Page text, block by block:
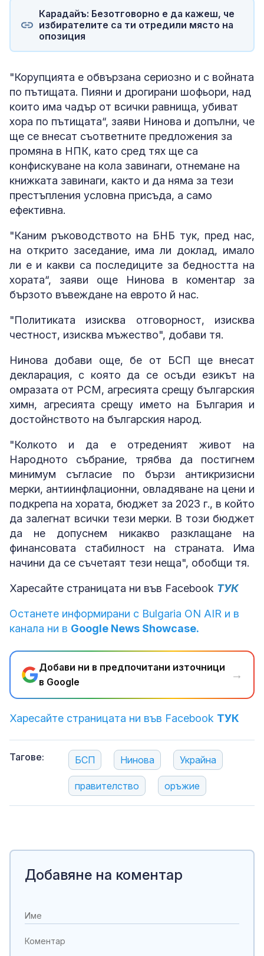
Карадайъ: Безотговорно е да кажеш, че
избирателите са ти отредили място на
опозиция
"Корупцията е обвързана сериозно и с войната
по пътищата. Пияни и дрогирани шофьори, над
които има чадър от всички равнища, убиват
хора по пътищата“, заяви Нинова и допълни, че
ще се внесат съответните предложения за
промяна в НПК, като сред тях ще са
конфискуване на кола завинаги, отнемане на
книжката завинаги, както и да няма за тези
престъпления условна присъда, а само
ефективна.
"Каним ръководството на БНБ тук, пред нас,
на открито заседание, има ли доклад, имало
ли е и какви са последиците за бедността на
хората“, заяви още Нинова в коментар за
бързото въвеждане на еврото й нас.
"Политиката изисква отговорност, изисква
честност, изисква мъжество", добави тя.
Нинова добави още, бе от БСП ще внесат
декларация, с която да се осъди езикът на
омразата от РСМ, агресията срещу българския
химн, агресията срещу името на България и
достойнството на българския народ.
"Колкото и да е отреденият живот на
Народното събрание, трябва да постигнем
минимум съгласие по бързи антикризисни
мерки, антиинфлационни, овладяване на цени и
подкрепа на хората, бюджет за 2023 г., в който
да залегнат всички тези мерки. В този бюджет
да не допуснем никакво разклащане на
финансовата стабилност на страната. Има
начини да се съчетаят тези неща", обобщи тя.
Харесайте страницата ни във Facebook ТУК
Останете информирани с Bulgaria ON AIR и в
канала ни в Google News Showcase.
Добави ни в предпочитани източници
в Google
→
Харесайте страницата ни във Facebook ТУК
Тагове: БСП Нинова Украйна
правителство оръжие
Добавяне на коментар